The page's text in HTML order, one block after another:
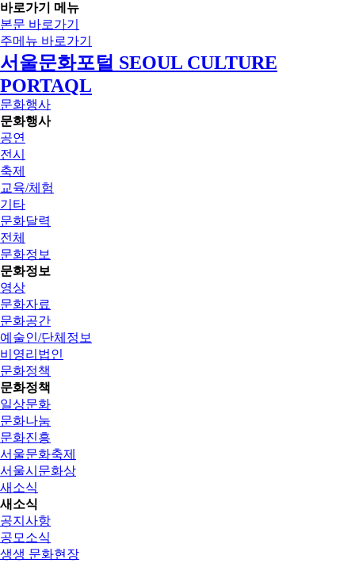
바로가기 메뉴
본문 바로가기
주메뉴 바로가기
서울문화포털 SEOUL CULTURE
PORTAQL
문화행사
문화행사
공연
전시
축제
교육/체험
기타
문화달력
전체
문화정보
문화정보
영상
문화자료
문화공간
예술인/단체정보
비영리법인
문화정책
문화정책
일상문화
문화나눔
문화진흥
서울문화축제
서울시문화상
새소식
새소식
공지사항
공모소식
생생 문화현장